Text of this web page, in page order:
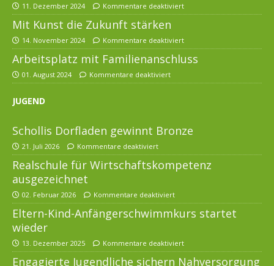
11. Dezember 2024 Kommentare deaktiviert
Mit Kunst die Zukunft stärken
14. November 2024 Kommentare deaktiviert
Arbeitsplatz mit Familienanschluss
01. August 2024 Kommentare deaktiviert
JUGEND
Schollis Dorfladen gewinnt Bronze
21. Juli 2026 Kommentare deaktiviert
Realschule für Wirtschaftskompetenz
ausgezeichnet
02. Februar 2026 Kommentare deaktiviert
Eltern-Kind-Anfängerschwimmkurs startet
wieder
13. Dezember 2025 Kommentare deaktiviert
Engagierte Jugendliche sichern Nahversorgung